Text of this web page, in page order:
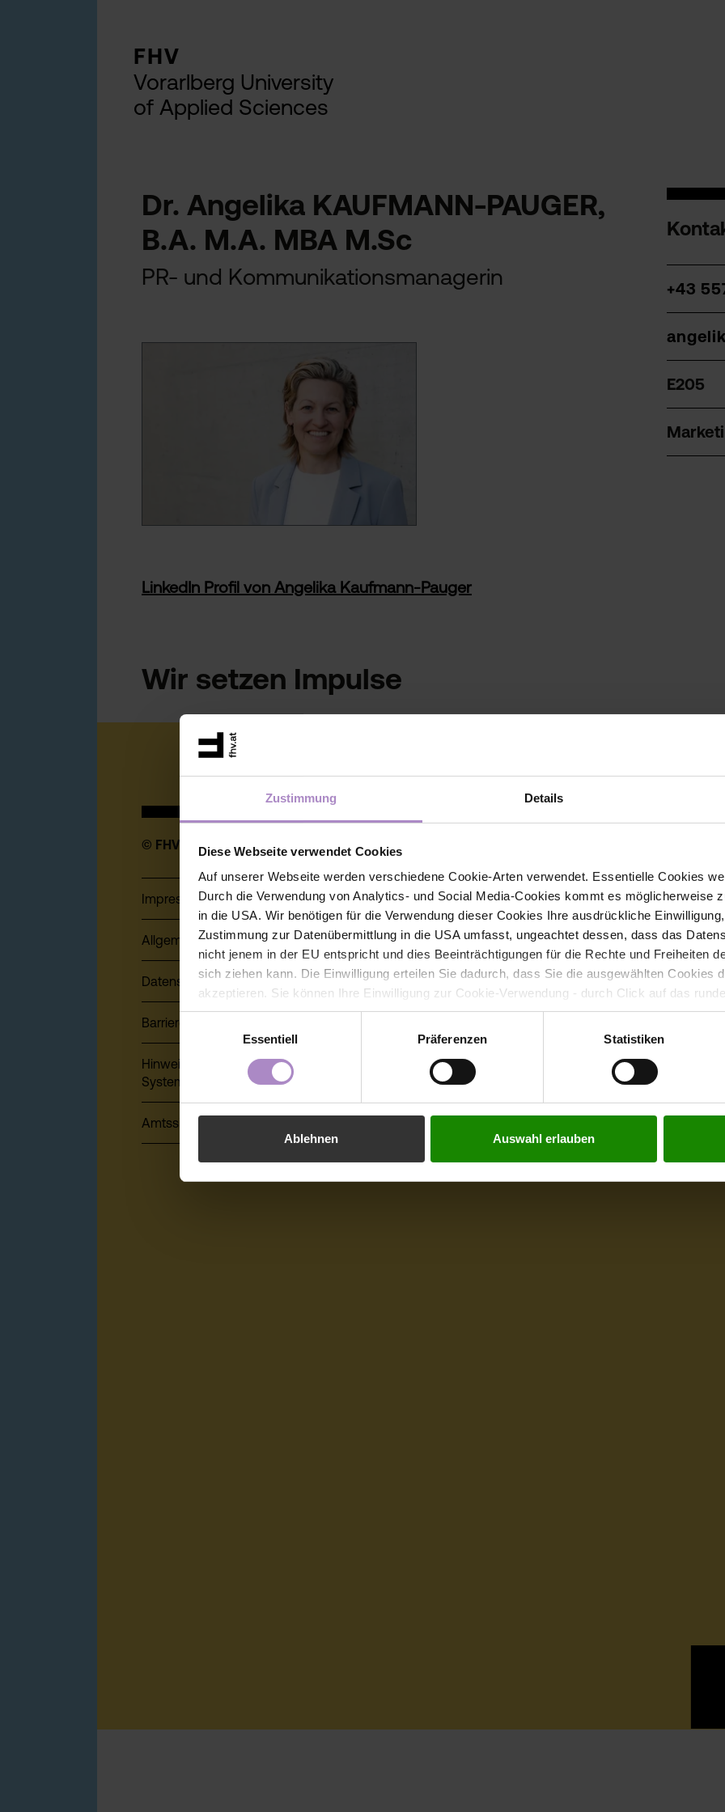
Zustimmung Details
Diese Webseite verwendet Cookies
Auf unserer Webseite werden verschiedene Cookie-Arten verwendet. Essentielle Cookies
Durch die Verwendung von Analytics- und Social Media-Cookies kommt es möglicherweise
in die USA. Wir benötigen für die Verwendung dieser Cookies Ihre ausdrückliche
Zustimmung zur Datenübermittlung in die USA umfasst, ungeachtet dessen, dass das
nicht jenem in der EU entspricht und dies Beeinträchtigungen für die Rechte und Freiheiten
sich ziehen kann. Die Einwilligung erteilen Sie dadurch, dass Sie die ausgewählten Cookies
akzeptieren. Sie können Ihre Einwilligung zur Cookie-Verwendung - durch Click auf das
der Webseite - jederzeit widerrufen. Durch den Widerruf der Einwilligung wird die
Einwilligung bis zum Widerruf erfolgten Verarbeitung nicht berührt. Weitere Informationen
Essentiell
Präferenzen Statistiken
Ablehnen Auswahl erlauben
FHV
Vorarlberg University
of Applied Sciences
Dr. Angelika KAUFMANN-PAUGER,
B.A. M.A. MBA M.Sc
PR- und Kommunikationsmanagerin
LinkedIn Profil von Angelika Kaufmann-Pauger
+43
E205
Wir setzen Impulse
© FHV 2026
Impressum
Allgemeine Geschäftsbedingungen
Datenschutz
Barrierefreiheitserklärung
Hinweisgeber:innensystem (Whistleblower-
System)
Amtssignatur, elektronische Signatur
FHV - Vorarlberg University of Applied Sciences
CAMPUS V, Hochschulstraße 1
6850 Dornbirn
Österreich
+43 5572 792
info@fhv.at
Newsletter abonnieren